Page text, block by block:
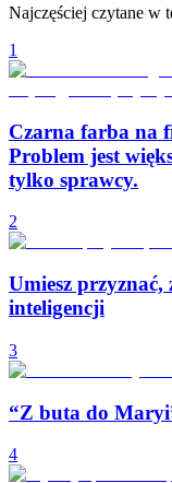
Najczęściej czytane w
1
Czarna farba na
Problem jest
tylko sprawcy.
2
Umiesz przyznać,
inteligencji
3
“Z buta do
4